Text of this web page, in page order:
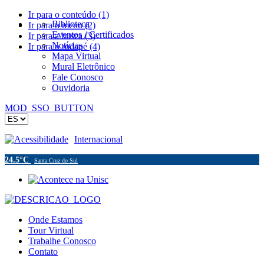
Ir para o conteúdo (1)
Ir para o menu (2)
Ir para a busca (3)
Ir para o rodapé (4)
Biblioteca
Eventos / Certificados
Notícias
Mapa Virtual
Mural Eletrônico
Fale Conosco
Ouvidoria
MOD_SSO_BUTTON
Acessibilidade Internacional
24.5°C Santa Cruz do Sul
Onde Estamos
Tour Virtual
Trabalhe Conosco
Contato